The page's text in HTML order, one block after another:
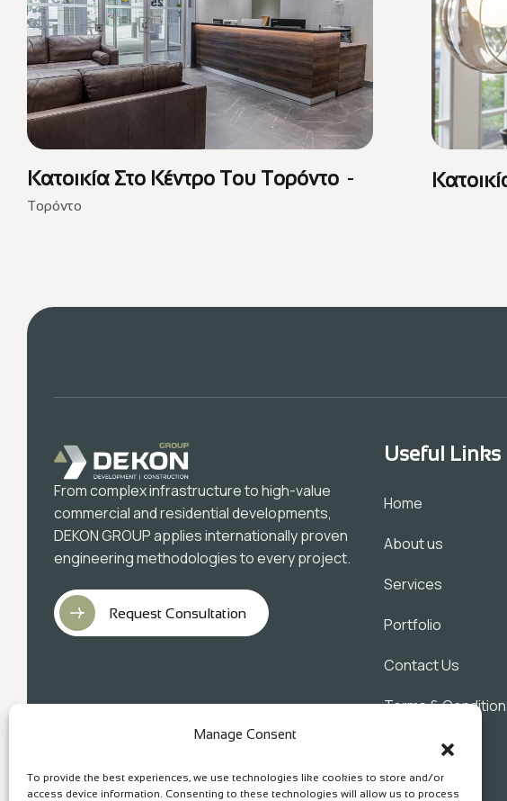
Manage Consent
To provide the best experiences, we use technologies like cookies to store and/or
access device information. Consenting to these technologies will allow us to process
Κατοικία Στο Κέντρο Του Τορόντο
Τορόντο
From complex infrastructure to high-value
commercial and residential developments,
DEKON GROUP applies internationally proven
engineering methodologies to every project.
Request Consultation
Useful Links
Home
About us
Services
Portfolio
Contact Us
Terms & Condition
Privacy Policy